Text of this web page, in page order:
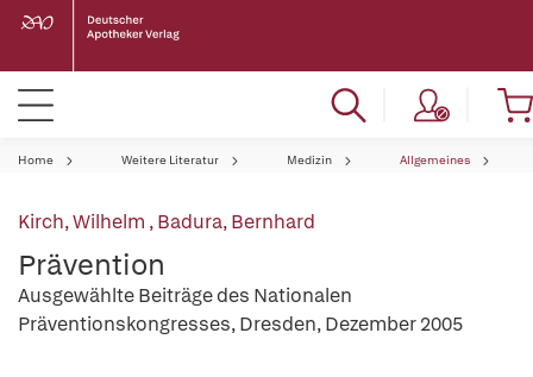
Home Weitere Literatur Medizin Allgemeines
Kirch, Wilhelm ,Badura, Bernhard
Prävention
Ausgewählte Beiträge des Nationalen
Präventionskongresses, Dresden, Dezember 2005